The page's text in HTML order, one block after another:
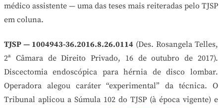
médico assistente — uma das teses mais reiteradas pelo TJSP
em coluna.
TJSP — 1004943-36.2016.8.26.0114 (Des. Rosangela Telles,
2ª Câmara de Direito Privado, 16 de outubro de 2017).
Discectomia endoscópica para hérnia de disco lombar.
Operadora alegou caráter “experimental” da técnica. O
Tribunal aplicou a Súmula 102 do TJSP (à época vigente) e